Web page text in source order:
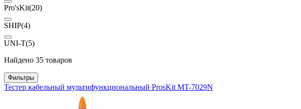
Pro'sKit(20)
SHIP(4)
UNI-T(5)
Найдено 35 товаров
Фильтры
Тестер кабельный мультифункциональный ProsKit MT-7029N